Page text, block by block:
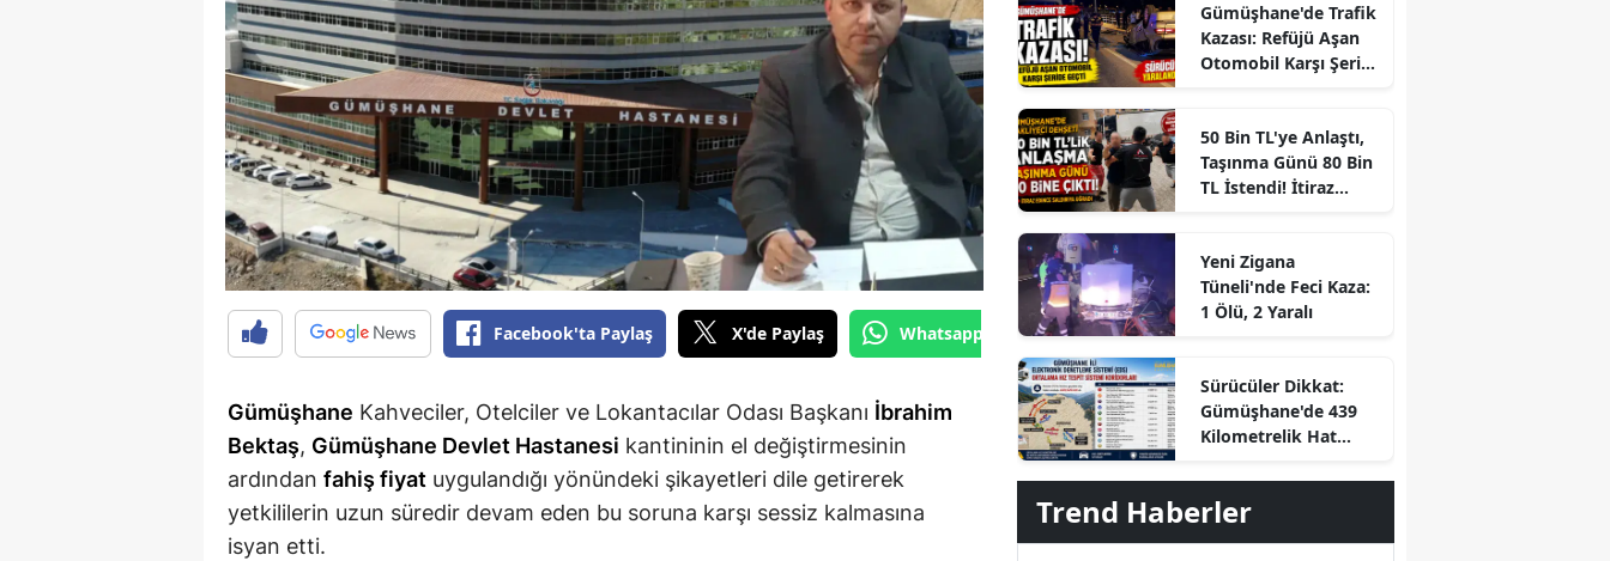
Elazığ
Erzincan
Erzurum
Eskişehir
Gaziantep
Giresun
Gümüşhane
Hatay
Isparta
Mersin
Facebook'ta Paylaş X'de Paylaş Whatsapp'tan Gönder
Gümüşhane Kahveciler, Otelciler ve Lokantacılar Odası Başkanı İbrahim
Bektaş, Gümüşhane Devlet Hastanesi kantininin el değiştirmesinin
ardından fahiş fiyat uygulandığı yönündeki şikayetleri dile getirerek
yetkililerin uzun süredir devam eden bu soruna karşı sessiz kalmasına
isyan etti.
Gümüşhane'de Trafik
Kazası: Refüjü Aşan
Otomobil Karşı Şeride
50 Bin TL'ye Anlaştı,
Taşınma Günü 80 Bin
TL İstendi! İtiraz
Yeni Zigana
Tüneli'nde Feci Kaza:
1 Ölü, 2 Yaralı
Sürücüler Dikkat:
Gümüşhane'de 439
Kilometrelik Hat
Ceza Dönemi
Başlayacak
Trend Haberler